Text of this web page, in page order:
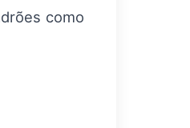
como